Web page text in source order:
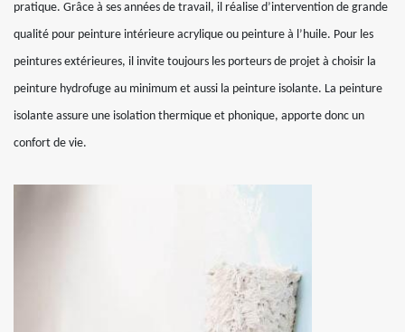
pratique. Grâce à ses années de travail, il réalise d’intervention de grande
qualité pour peinture intérieure acrylique ou peinture à l’huile. Pour les
peintures extérieures, il invite toujours les porteurs de projet à choisir la
peinture hydrofuge au minimum et aussi la peinture isolante. La peinture
isolante assure une isolation thermique et phonique, apporte donc un
confort de vie.